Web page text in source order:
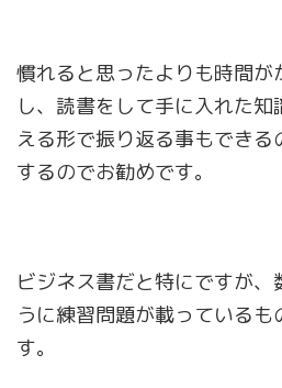
慣れると思ったよりも時間が
し、読書をして手に入れた
える形で振り返る事もでき
するのでお勧めです。
ビジネス書だと特にですが
うに練習問題が載っている
す。